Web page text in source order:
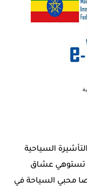
السياحية
تستوهي عشاق
محبي السياحة في